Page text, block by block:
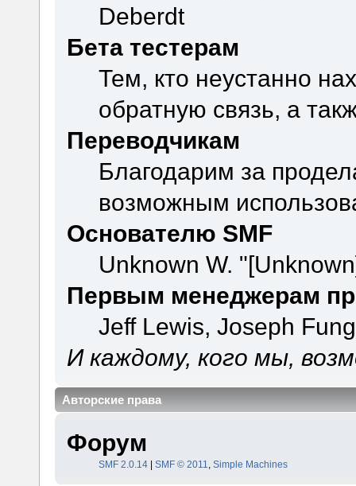
Deberdt
Бета тестерам
Тем, кто неустанно
обратную связь, а
Переводчикам
Благодарим за
возможным
Основателю SMF
Unknown W.
Первым менеджерам
Jeff Lewis, Joseph
И каждому, кого мы,
Авторские права
Форум
SMF 2.0.14| SMF © 2011 Simple Machines